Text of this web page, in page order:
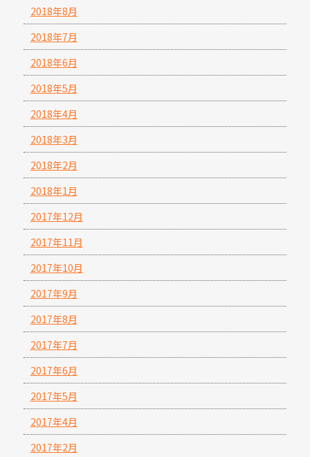
2018年8月
2018年7月
2018年6月
2018年5月
2018年4月
2018年3月
2018年2月
2018年1月
2017年12月
2017年11月
2017年10月
2017年9月
2017年8月
2017年7月
2017年6月
2017年5月
2017年4月
2017年2月